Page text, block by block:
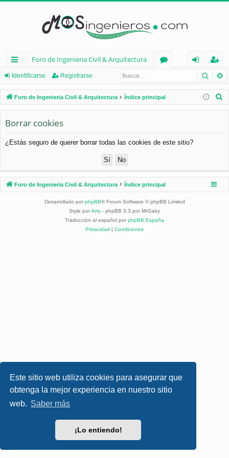
Este sitio web utiliza cookies para asegurar que
obtenga la mejor experiencia en nuestro sitio
web. Saber más
¡Lo entiendo!
nl
ac
es
rá
pi
os
Foro de Ingenieria Civil & Arquitectura
os
nt
ifi
eg
ist
ra
Identificarse Registrarse
Foro de Ingenieria Civil & Arquitectura Índice principal
Borrar cookies
¿Estás seguro de querer borrar todas las cookies de este sitio?
Foro de Ingenieria Civil & Arquitectura Índice principal
Desarrollado por phpBB® Forum Software © phpBB Limited
Style por Arty - phpBB 3.3 por MrGaby
Traducción al español por phpBB España
Privacidad | Condiciones